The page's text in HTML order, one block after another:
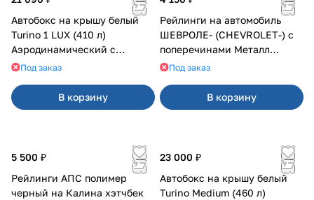
Автобокс на крышу белый
Turino 1 LUX (410 л)
Аэродинамический с
двусторонним открыванием
Под заказ
В корзину
Рейлинги на автомобиль
ШЕВРОЛЕ- (CHEVROLET-) с
поперечинами Металл
Дизайн
Под заказ
В корзину
5 500 ₽
Рейлинги АПС полимер
черный на Калина хэтчбек
23 000 ₽
Автобокс на крышу белый
Turino Medium (460 л)